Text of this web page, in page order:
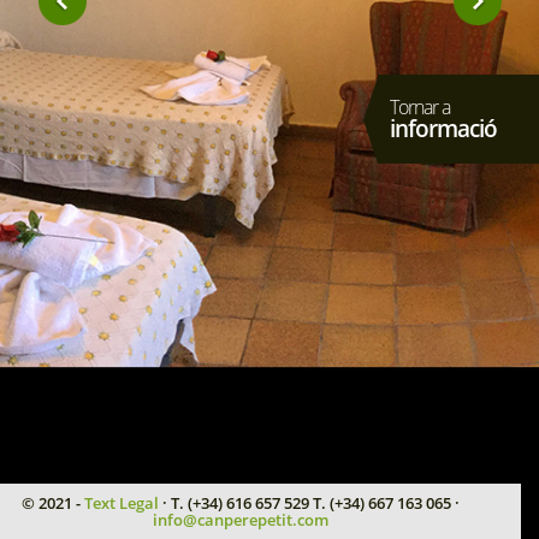
© 2021 -Text Legal · T. (+34) 616 657 529 T. (+34) 667 163 065 ·
info@canperepetit.com
Tornar a
informació